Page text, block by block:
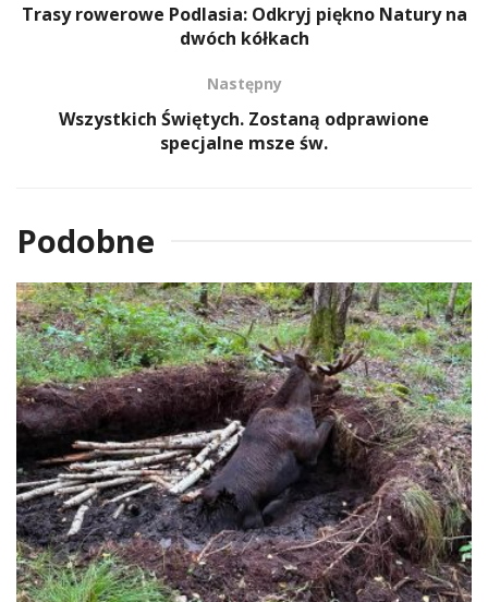
Trasy rowerowe Podlasia: Odkryj piękno Natury na
dwóch kółkach
Następny
Wszystkich Świętych. Zostaną odprawione
specjalne msze św.
Podobne